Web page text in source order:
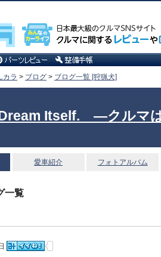
カラ > ブログ > ブログ一覧 [狩猟犬]
Itself. ―クルマ
愛車紹介 フォトアルバム
一覧